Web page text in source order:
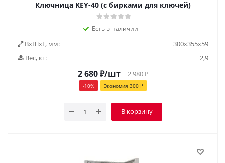
Ключница KEY-40 (с бирками для ключей)
Есть в наличии
ВxШxГ, мм:
300x355x59
Вес, кг:
2,9
2 680₽/шт 2 980₽
-10% Экономия 300 ₽
В корзину